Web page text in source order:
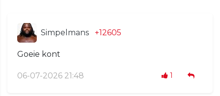
Simpelmans +12605
Goeie kont
06-07-2026 21:48 1